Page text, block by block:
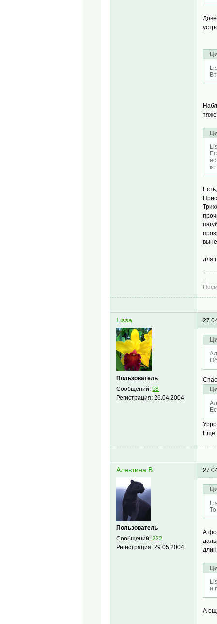
для
---
Lissa
Пользователь
Сообщений:58
Регистрация:26.04.2004
Еще
Алевтина В.
Пользователь
Сообщений:222
Регистрация:29.05.2004
А
и
А